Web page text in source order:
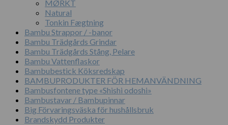
MØRKT
Natural
Tonkin Fægtning
Bambu Strappor / -banor
Bambu Trädgårds Grindar
Bambu Trädgårds Stång, Pelare
Bambu Vattenflaskor
Bambubestick Köksredskap
BAMBUPRODUKTER FÖR HEMANVÄNDNING
Bambusfontene type «Shishi odoshi»
Bambustavar / Bambupinnar
Big Förvaringsväska för hushållsbruk
Brandskydd Produkter